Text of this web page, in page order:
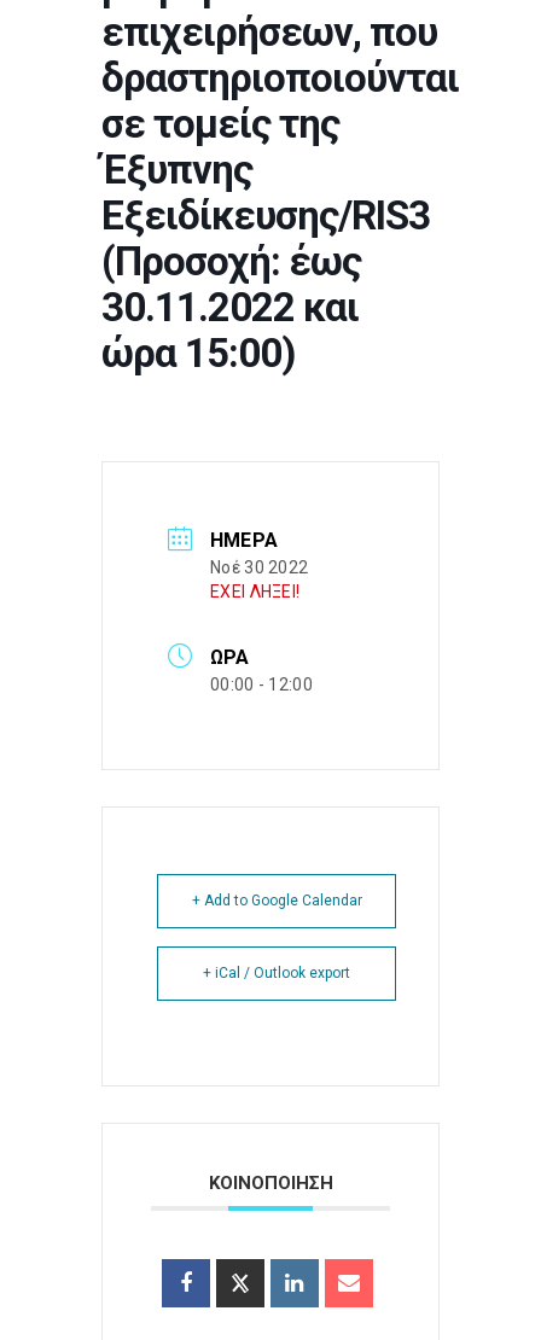
επιχειρήσεων, που
δραστηριοποιούνται
σε τομείς της
Έξυπνης
Εξειδίκευσης/RIS3
(Προσοχή: έως
30.11.2022 και
ώρα 15:00)
ΗΜΈΡΑ
Νοέ 30 2022
ΕΧΕΙ ΛΗΞΕΙ!
ΏΡΑ
00:00 - 12:00
+ Add to Google Calendar
+ iCal / Outlook export
ΚΟΙΝΟΠΟΙΗΣΗ